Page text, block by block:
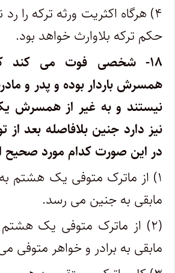
۴) هرگاه اکثریت ورثه ترکه را
حکم ترکه بلاوارث خواهد بود.
۱۸- شخصی فوت می کند
همسرش باردار بوده و پدر و
نیستند و به غیر از همسرش
نیز دارد جنین بلافاصله بعد
در این صورت کدام مورد
۱) از ماترک متوفی یک هشتم
مابقی به جنین می رسد.
(۲) از ماترک متوفی یک
مابقی به برادر و خواهر متوفی